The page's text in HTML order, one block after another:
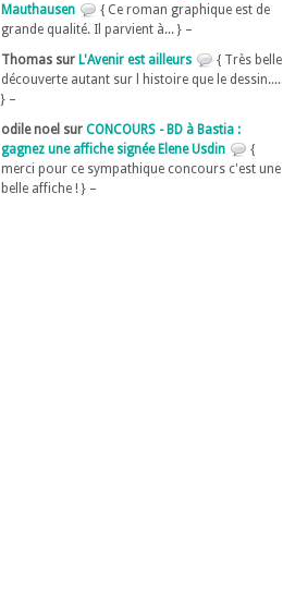
Mauthausen
{ Ce roman graphique est de
grande qualité. Il parvient à... } –
Thomas sur L'Avenir est ailleurs
{ Très belle
découverte autant sur l histoire que le dessin....
} –
odile noel sur CONCOURS - BD à Bastia :
gagnez une affiche signée Elene Usdin
{
merci pour ce sympathique concours c'est une
belle affiche ! } –